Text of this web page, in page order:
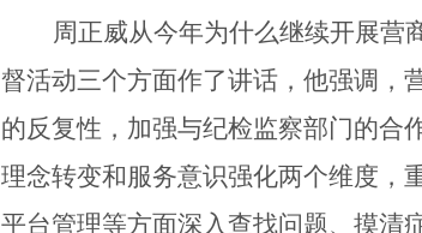
周正威从今年为什么继续开展营
督活动三个方面作了讲话 ， 他强调，
的反复性，加强与纪检监察部门的合
理念转变和服务意识强化两个维度，
平台管理等方面深入查找问题、摸清